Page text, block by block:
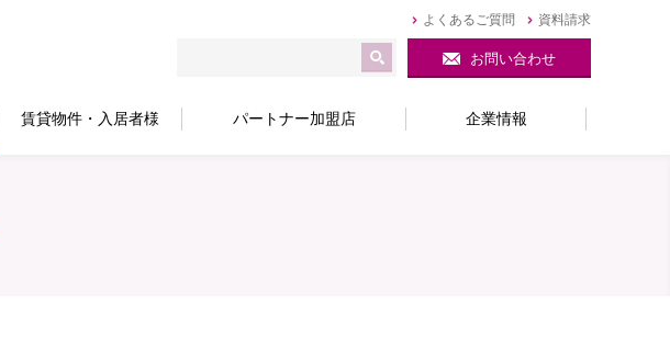
資料請求
よくあるご質問
お問い合わせ
賃貸物件・入居者様 パートナー加盟店 企業情報